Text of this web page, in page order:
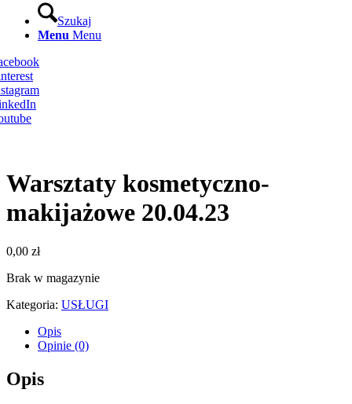
Szukaj
Menu Menu
Warsztaty kosmetyczno-
makijażowe 20.04.23
0,00 zł
Brak w magazynie
Kategoria: USŁUGI
Opis
Opinie (0)
Opis